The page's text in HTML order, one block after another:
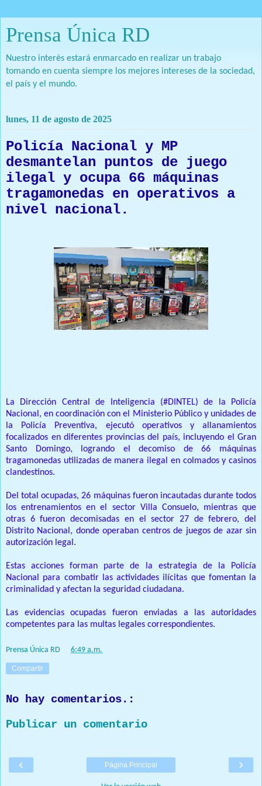
Prensa Única RD
Nuestro interés estará enmarcado en realizar un trabajo
tomando en cuenta siempre los mejores intereses de la sociedad,
el país y el mundo.
lunes, 11 de agosto de 2025
Policía Nacional y MP
desmantelan puntos de juego
ilegal y ocupa 66 máquinas
tragamonedas en operativos a
nivel nacional.
La Dirección Central de Inteligencia (#DINTEL) de la Policía
Nacional, en coordinación con el Ministerio Público y unidades de
la Policía Preventiva, ejecutó operativos y allanamientos
focalizados en diferentes provincias del país, incluyendo el Gran
Santo Domingo, logrando el decomiso de 66 máquinas
tragamonedas utilizadas de manera ilegal en colmados y casinos
clandestinos.
Del total ocupadas, 26 máquinas fueron incautadas durante todos
los entrenamientos en el sector Villa Consuelo, mientras que
otras 6 fueron decomisadas en el sector 27 de febrero, del
Distrito Nacional, donde operaban centros de juegos de azar sin
autorización legal.
Estas acciones forman parte de la estrategia de la Policía
Nacional para combatir las actividades ilícitas que fomentan la
criminalidad y afectan la seguridad ciudadana.
Las evidencias ocupadas fueron enviadas a las autoridades
competentes para las multas legales correspondientes.
Prensa Única RD 6:49 a.m.
Compartir
No hay comentarios.:
Publicar un comentario
‹ ›
Página Principal